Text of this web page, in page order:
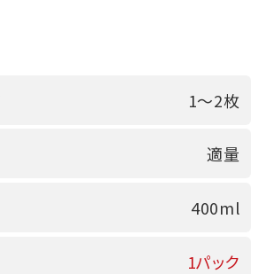
1～2枚
適量
400ml
1パック